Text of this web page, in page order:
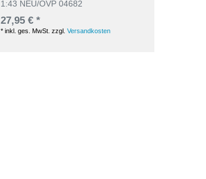
1:43 NEU/OVP 04682
27,95 € *
*inkl. ges. MwSt. zzgl.Versandkosten